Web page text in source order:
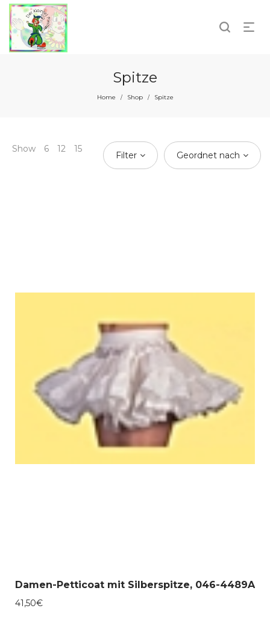
Spitze
Home / Shop / Spitze
Show 6 12 15
Filter Geordnet nach
Damen-Petticoat mit Silberspitze, 046-4489A
41,50€